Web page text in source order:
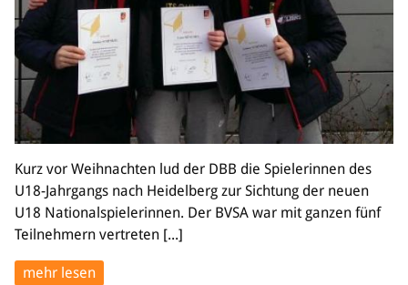
Kurz vor Weihnachten lud der DBB die Spielerinnen des
U18-Jahrgangs nach Heidelberg zur Sichtung der neuen
U18 Nationalspielerinnen. Der BVSA war mit ganzen fünf
Teilnehmern vertreten [...]
mehr lesen